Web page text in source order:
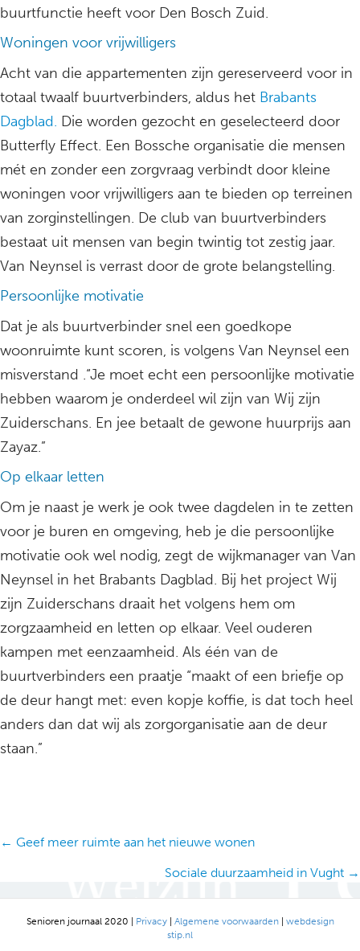
buurtfunctie heeft voor Den Bosch Zuid.
Woningen voor vrijwilligers
Acht van die appartementen zijn gereserveerd voor in
totaal twaalf buurtverbinders, aldus het Brabants
Dagblad. Die worden gezocht en geselecteerd door
Butterfly Effect. Een Bossche organisatie die mensen
mét en zonder een zorgvraag verbindt door kleine
woningen voor vrijwilligers aan te bieden op terreinen
van zorginstellingen. De club van buurtverbinders
bestaat uit mensen van begin twintig tot zestig jaar.
Van Neynsel is verrast door de grote belangstelling.
Persoonlijke motivatie
Dat je als buurtverbinder snel een goedkope
woonruimte kunt scoren, is volgens Van Neynsel een
misverstand .“Je moet echt een persoonlijke motivatie
hebben waarom je onderdeel wil zijn van Wij zijn
Zuiderschans. En jee betaalt de gewone huurprijs aan
Zayaz.”
Op elkaar letten
Om je naast je werk je ook twee dagdelen in te zetten
voor je buren en omgeving, heb je die persoonlijke
motivatie ook wel nodig, zegt de wijkmanager van Van
Neynsel in het Brabants Dagblad. Bij het project Wij
zijn Zuiderschans draait het volgens hem om
zorgzaamheid en letten op elkaar. Veel ouderen
kampen met eenzaamheid. Als één van de
buurtverbinders een praatje “maakt of een briefje op
de deur hangt met: even kopje koffie, is dat toch heel
anders dan dat wij als zorgorganisatie aan de deur
staan.”
Posts
← Geef meer ruimte aan het nieuwe wonen
Sociale duurzaamheid in Vught →
Senioren journaal 2020 | Privacy| Algemene voorwaarden| webdesign
stip.nl